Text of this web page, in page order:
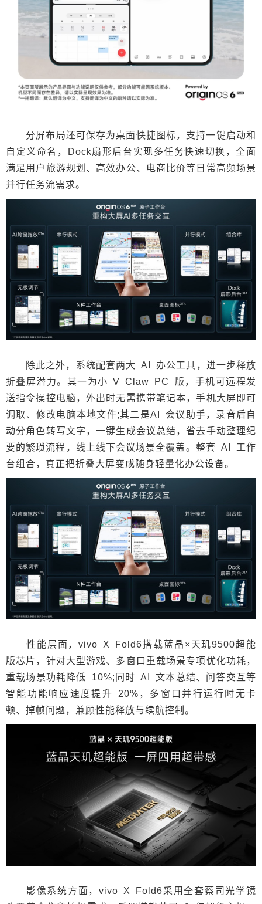
分屏布局还可保存为桌面快捷图标，支持一键启动和
自定义命名，Dock扇形后台实现多任务快速切换，全面
满足用户旅游规划、高效办公、电商比价等日常高频场景
并行任务流需求。
除此之外，系统配套两大 AI 办公工具，进一步释放
折叠屏潜力。其一为小 V Claw PC 版，手机可远程发
送指令操控电脑，外出时无需携带笔记本，手机大屏即可
调取、修改电脑本地文件;其二是AI 会议助手，录音后自
动分角色转写文字，一键生成会议总结，省去手动整理纪
要的繁琐流程，线上线下会议场景全覆盖。整套 AI 工作
台组合，真正把折叠大屏变成随身轻量化办公设备。
性能层面，vivo X Fold6搭载蓝晶×天玑9500超能
版芯片，针对大型游戏、多窗口重载场景专项优化功耗，
重载场景功耗降低 10%;同时 AI 文本总结、问答交互等
智能功能响应速度提升 20%，多窗口并行运行时无卡
顿、掉帧问题，兼顾性能释放与续航控制。
影像系统方面，vivo X Fold6采用全套蔡司光学镜